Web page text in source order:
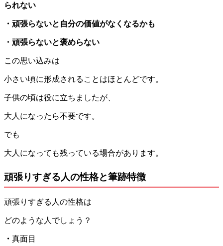
られない
・頑張らないと自分の価値がなくなるかも
・頑張らないと褒めらない
この思い込みは
小さい頃に形成されることはほとんどです。
子供の頃は役に立ちましたが、
大人になったら不要です。
でも
大人になっても残っている場合があります。
頑張りすぎる人の性格と筆跡特徴
頑張りすぎる人の性格は
どのような人でしょう？
・ 真面目